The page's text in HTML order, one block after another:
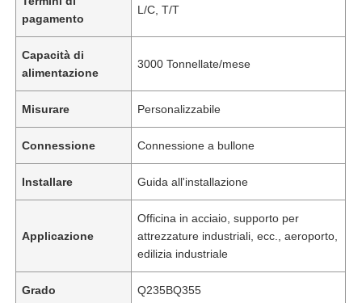
pagamento
L/C, T/T
Capacità di
alimentazione
3000 Tonnellate/mese
Misurare Personalizzabile
Connessione Connessione a bullone
Installare Guida all'installazione
Applicazione
Officina in acciaio, supporto per
attrezzature industriali, ecc., aeroporto,
edilizia industriale
Grado Q235BQ355